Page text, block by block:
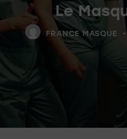
Le
FRANCE MASQUE